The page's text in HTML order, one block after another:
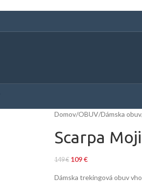
Domov/OBUV/Dámska obuv
Scarpa
149€ 109€
Dámska trekingová obuv